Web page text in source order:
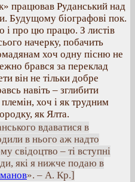
працював Руданський над
Будущому біографові пок.
і про цю працю. З листів
начерку, побачить
хоч одну пісню не
брався за переклад
він не тільки добре
навіть – зглибити
хоч і як трудним
як Ялта.
вдаватися в
в нього аж надто
свідоцтво – ті вступні
які я нижче подаю в
». – А. Кр.]